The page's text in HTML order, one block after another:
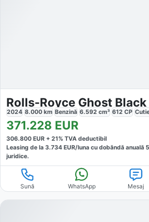
2024 8.000 km Benzină 6.592 cm³ 612 CP
371.228 EUR
306.800 EUR + 21% TVA deductibil
Leasing de la 3.734 EUR/luna cu dobăndă anuală
juridice.
Sună WhatsApp Mesaj